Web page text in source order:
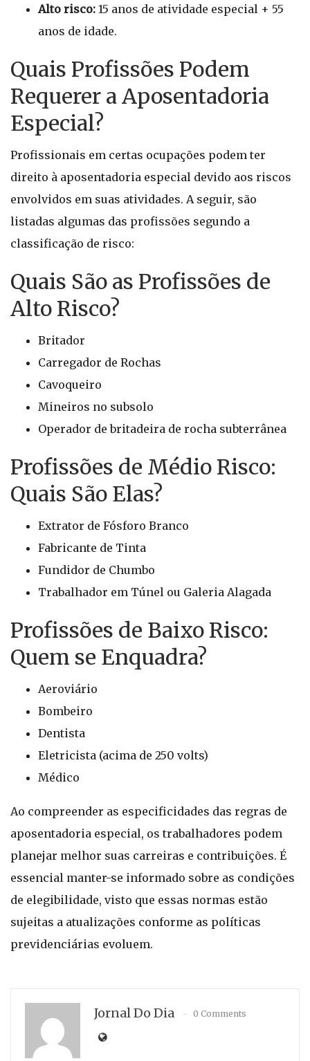
Alto risco: 15 anos de atividade especial + 55
anos de idade.
Quais Profissões Podem
Requerer a Aposentadoria
Especial?
Profissionais em certas ocupações podem ter
direito à aposentadoria especial devido aos riscos
envolvidos em suas atividades. A seguir, são
listadas algumas das profissões segundo a
classificação de risco:
Quais São as Profissões de
Alto Risco?
Britador
Carregador de Rochas
Cavoqueiro
Mineiros no subsolo
Operador de britadeira de rocha subterrânea
Profissões de Médio Risco:
Quais São Elas?
Extrator de Fósforo Branco
Fabricante de Tinta
Fundidor de Chumbo
Trabalhador em Túnel ou Galeria Alagada
Profissões de Baixo Risco:
Quem se Enquadra?
Aeroviário
Bombeiro
Dentista
Eletricista (acima de 250 volts)
Médico
Ao compreender as especificidades das regras de
aposentadoria especial, os trabalhadores podem
planejar melhor suas carreiras e contribuições. É
essencial manter-se informado sobre as condições
de elegibilidade, visto que essas normas estão
sujeitas a atualizações conforme as políticas
previdenciárias evoluem.
Jornal Do Dia 0 Comments